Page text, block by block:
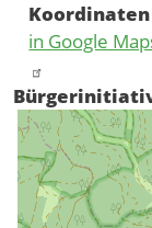
Koordinaten
in Google